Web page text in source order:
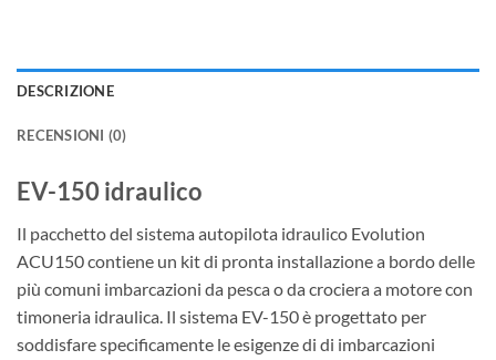
DESCRIZIONE
RECENSIONI (0)
EV-150 idraulico
Il pacchetto del sistema autopilota idraulico Evolution
ACU150 contiene un kit di pronta installazione a bordo delle
più comuni imbarcazioni da pesca o da crociera a motore con
timoneria idraulica. Il sistema EV-150 è progettato per
soddisfare specificamente le esigenze di di imbarcazioni